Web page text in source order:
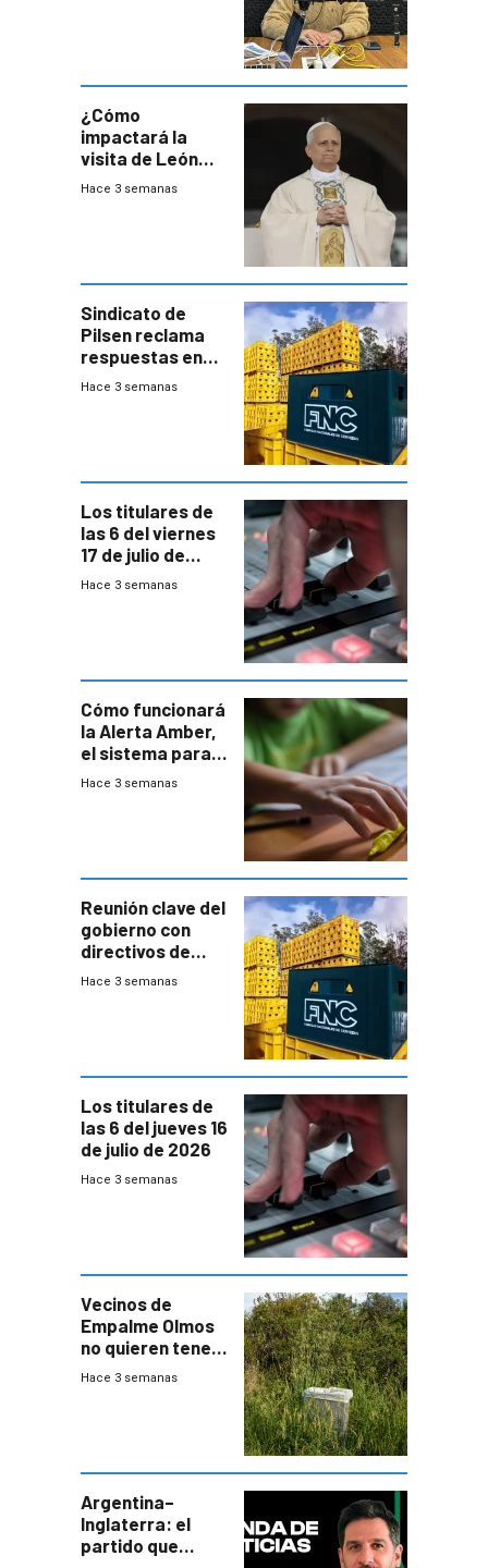
¿Cómo
impactará la
visita de León
XIV a Uruguay?
Hace 3 semanas
Sindicato de
Pilsen reclama
respuestas en
medio de
Hace 3 semanas
Los titulares de
las 6 del viernes
17 de julio de
2026
Hace 3 semanas
Cómo funcionará
la Alerta Amber,
el sistema para
la búsqueda
Hace 3 semanas
Reunión clave del
gobierno con
directivos de
Fábricas
Hace 3 semanas
Los titulares de
las 6 del jueves 16
de julio de 2026
Hace 3 semanas
Vecinos de
Empalme Olmos
no quieren tener
cerca una planta
departamental
Hace 3 semanas
Argentina–
Inglaterra: el
partido que